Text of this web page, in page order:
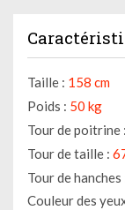
Taille : 158 cm
Poids : 50 kg
Tour de poitrine :
Tour de taille :
Tour de hanches
Couleur des